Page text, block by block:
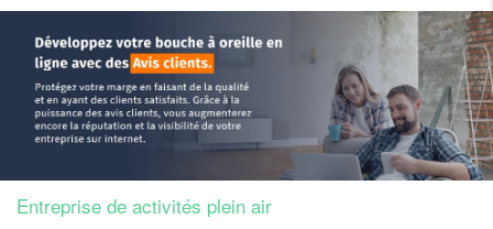
Entreprise de activités plein air